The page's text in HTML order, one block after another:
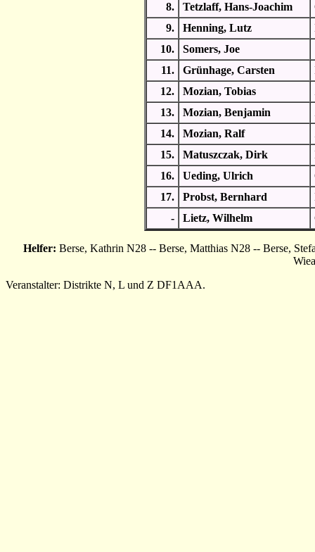
8.
Tetzlaff, Hans-Joachim
9.
Henning, Lutz
10.
Somers, Joe
11.
Grünhage, Carsten
12.
Mozian, Tobias
13.
Mozian, Benjamin
14.
Mozian, Ralf
15.
Matuszczak, Dirk
16.
Ueding, Ulrich
17.
Probst, Bernhard
-
Lietz, Wilhelm
Helfer: Berse, Kathrin N28 -- Berse, Matthias N28 -- Berse,
Veranstalter: Distrikte N, L und Z DF1AAA.